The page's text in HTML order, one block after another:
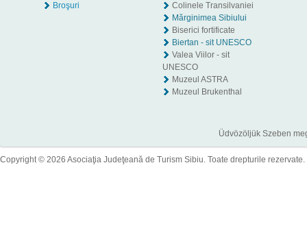
Broşuri
Colinele Transilvaniei
Mărginimea Sibiului
Biserici fortificate
Biertan - sit UNESCO
Valea Viilor - sit
UNESCO
Muzeul ASTRA
Muzeul Brukenthal
Üdvözöljük Szeben
Copyright © 2026 Asociaţia Judeţeană de Turism Sibiu. Toate drepturile rezervate.